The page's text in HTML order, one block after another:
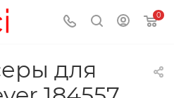
0
для